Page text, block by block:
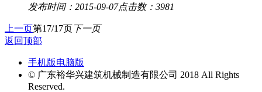
发布时间：2015-09-07点击数：3981
上一页第17/17页下一页
返回顶部
手机版电脑版
© 广东裕华兴建筑机械制造有限公司 2018 All Rights
Reserved.